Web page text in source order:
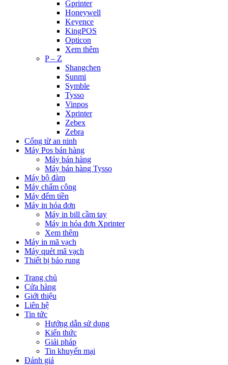
Gprinter
Honeywell
Keyence
KingPOS
Opticon
Xem thêm
P – Z
Shangchen
Sunmi
Symble
Tysso
Vinpos
Xprinter
Zebex
Zebra
Cổng từ an ninh
Máy Pos bán hàng
Máy bán hàng
Máy bán hàng Tysso
Máy bộ đàm
Máy chấm công
Máy đếm tiền
Máy in hóa đơn
Máy in bill cầm tay
Máy in hóa đơn Xprinter
Xem thêm
Máy in mã vạch
Máy quét mã vạch
Thiết bị báo rung
Trang chủ
Cửa hàng
Giới thiệu
Liên hệ
Tin tức
Hướng dẫn sử dụng
Kiến thức
Giải pháp
Tin khuyến mại
Đánh giá